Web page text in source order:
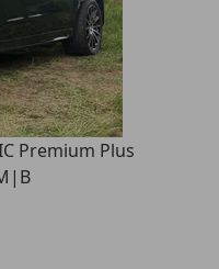
Premium Plus